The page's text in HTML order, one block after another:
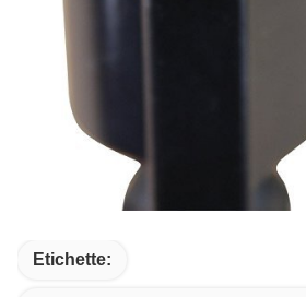
Etichette: